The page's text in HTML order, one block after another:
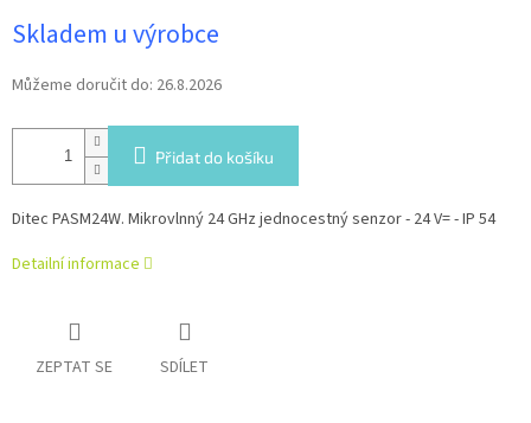
cena:
Skladem u výrobce
Můžeme doručit do: 26.8.2026
Přidat do košíku
Ditec PASM24W. Mikrovlnný 24 GHz jednocestný senzor - 24 V= - IP 54
Detailní informace
ZEPTAT SE SDÍLET